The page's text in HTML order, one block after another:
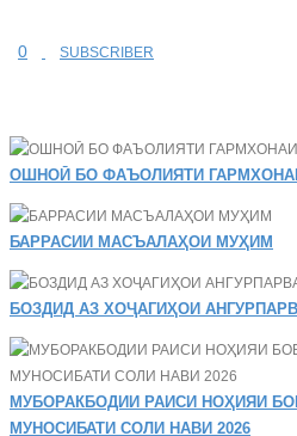
0 SUBSCRIBER
ОШНОӢ БО ФАЪОЛИЯТИ
БАРРАСИИ МАСЪАЛАҲОИ МУҲИМ
БОЗДИД АЗ ХОҶАГИҲОИ
МУБОРАКБОДИИ РАИСИ НОҲИЯИ
МУНОСИБАТИ СОЛИ НАВИ 2026